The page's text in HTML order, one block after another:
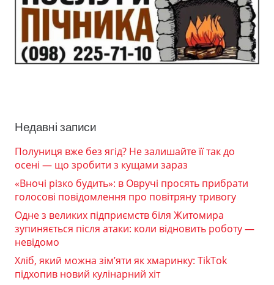
Недавні записи
Полуниця вже без ягід? Не залишайте її так до
осені — що зробити з кущами зараз
«Вночі різко будить»: в Овручі просять прибрати
голосові повідомлення про повітряну тривогу
Одне з великих підприємств біля Житомира
зупиняється після атаки: коли відновить роботу —
невідомо
Хліб, який можна зім’яти як хмаринку: TikTok
підхопив новий кулінарний хіт